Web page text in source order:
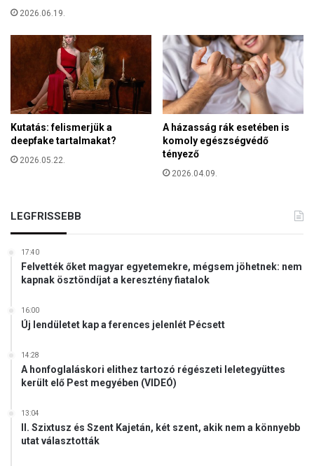
2026.06.19.
Kutatás: felismerjük a
deepfake tartalmakat?
2026.05.22.
A házasság rák esetében is
komoly egészségvédő
tényező
2026.04.09.
LEGFRISSEBB
17:40
Felvették őket magyar egyetemekre, mégsem jöhetnek: nem
kapnak ösztöndíjat a keresztény fiatalok
16:00
Új lendületet kap a ferences jelenlét Pécsett
14:28
A honfoglaláskori elithez tartozó régészeti leletegyüttes
került elő Pest megyében (VIDEÓ)
13:04
II. Szixtusz és Szent Kajetán, két szent, akik nem a könnyebb
utat választották